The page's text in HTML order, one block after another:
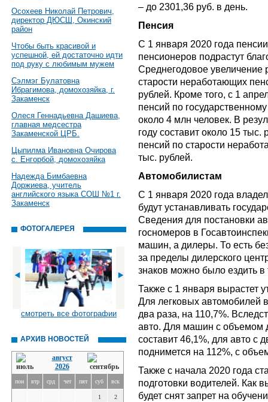
Осохеев Николай Петрович,
директор ДЮСШ, Окинский
район
Чтобы быть красивой и
успешной, ей достаточно идти
под руку с любимым мужем
Сэлмэг Булатовна
Ибрагимова, домохозяйка, г.
Закаменск
Олеся Геннадьевна Дашиева,
главная медсестра
Закаменской ЦРБ.
Цыпилма Ивановна Очирова
с. Енгорбой, домохозяйка
Надежда Бимбаевна
Доржиева, учитель
английского языка СОШ №1 г.
Закаменск
ФОТОГАЛЕРЕЯ
смотреть все фотографии
АРХИВ НОВОСТЕЙ
август
2026
пон втр срд чет пят суб вск
1 2
– до 2301,36 руб. в день.
Пенсия
С 1 января 2020 года
пенсионеров подрастут
Среднегодовое увеличение
старости неработающих
рублей. Кроме того, с 1
пенсий по
около 4 млн человек. В
году составит около 15
пенсий по старости
тыс. рублей.
Автомобилистам
С 1 января 2020 года
будут устанавливать
Сведения для постановки
госномеров в
машин, а дилеры. То есть
за пределы дилерского
знаков можно было ездить в
Также с 1 января вырастет
Для легковых автомобилей
два раза, на 110,7%.
авто. Для машин с объемом
составит 46,1%, для авто с
поднимется на 112%, с
Также с начала 2020 года
подготовки водителей. Как
будет снят запрет на